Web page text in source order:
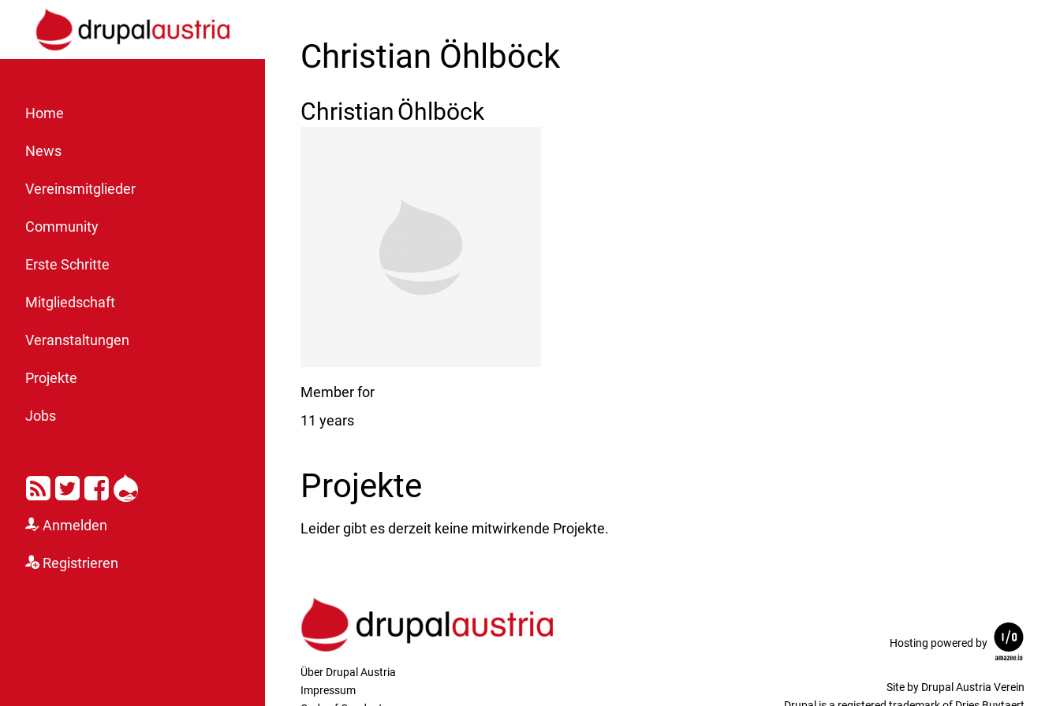
Home
News
Vereinsmitglieder
Community
Erste Schritte
Mitgliedschaft
Veranstaltungen
Projekte
Jobs
RSSTwitter
Facebook
Drupal
Anmelden
Registrieren
Christian Öhlböck
Christian Öhlböck
Member for
11 years
Projekte
Leider gibt es derzeit keine mitwirkende Projekte.
Über Drupal Austria
Impressum
Hosting powered by
Site by Drupal Austria Verein